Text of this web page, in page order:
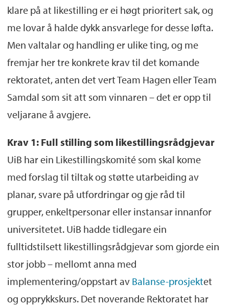
klare på at likestilling er ei høgt prioritert sak, og
me lovar å halde dykk ansvarlege for desse løfta.
Men valtalar og handling er ulike ting, og me
fremjar her tre konkrete krav til det komande
rektoratet, anten det vert Team Hagen eller Team
Samdal som sit att som vinnaren – det er opp til
veljarane å avgjere.
Krav 1: Full stilling som likestillingsrådgjevar
UiB har ein Likestillingskomité som skal kome
med forslag til tiltak og støtte utarbeiding av
planar, svare på utfordringar og gje råd til
grupper, enkeltpersonar eller instansar innanfor
universitetet. UiB hadde tidlegare ein
fulltidstilsett likestillingsrådgjevar som gjorde ein
stor jobb – mellomt anna med
implementering/oppstart av Balanse-prosjektet
og opprykkskurs. Det noverande Rektoratet har